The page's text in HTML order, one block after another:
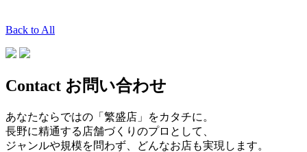
Back to All
Contact お問い合わせ
あなたならではの「繁盛店」をカタチに。
長野に精通する店舗づくりのプロとして、
ジャンルや規模を問わず、どんなお店も実現します。